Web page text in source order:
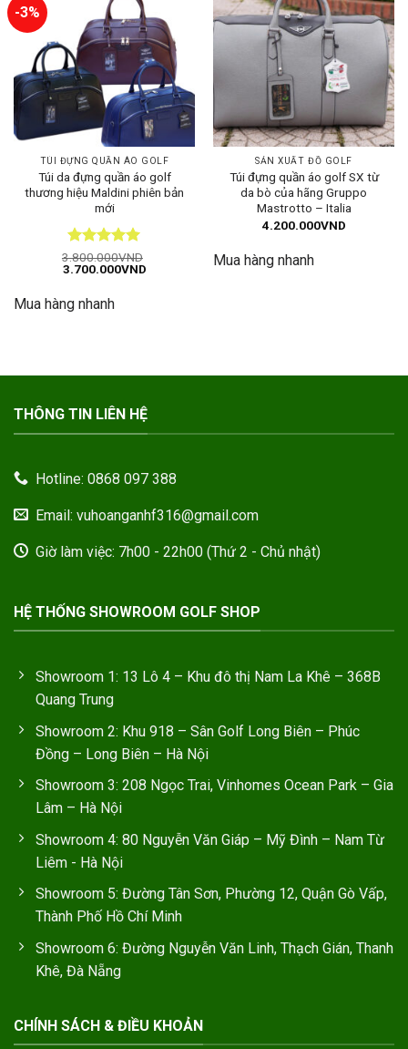
-3%
TÚI ĐỰNG QUẦN ÁO GOLF
Túi da đựng quần áo golf
thương hiệu Maldini phiên bản
mới
Được xếp
hạng55
3.800.000VND
Giá
3.800.000VND.
3.700.000VNDGiá
Mua hàng nhanh
SẢN XUẤT ĐỒ GOLF
Túi đựng quần áo golf SX từ
da bò của hãng Gruppo
Mastrotto – Italia
4.200.000VND
Mua hàng nhanh
THÔNG TIN LIÊN HỆ
Hotline: 0868 097 388
Email: vuhoanganhf316@gmail.com
Giờ làm việc: 7h00 - 22h00 (Thứ 2 - Chủ nhật)
HỆ THỐNG SHOWROOM GOLF SHOP
Showroom 1: 13 Lô 4 – Khu đô thị Nam La Khê – 368B
Quang Trung
Showroom 2: Khu 918 – Sân Golf Long Biên – Phúc
Đồng – Long Biên – Hà Nội
Showroom 3: 208 Ngọc Trai, Vinhomes Ocean Park – Gia
Lâm – Hà Nội
Showroom 4: 80 Nguyễn Văn Giáp – Mỹ Đình – Nam Từ
Liêm - Hà Nội
Showroom 5: Đường Tân Sơn, Phường 12, Quận Gò Vấp,
Thành Phố Hồ Chí Minh
Showroom 6: Đường Nguyễn Văn Linh, Thạch Gián, Thanh
Khê, Đà Nẵng
CHÍNH SÁCH & ĐIỀU KHOẢN